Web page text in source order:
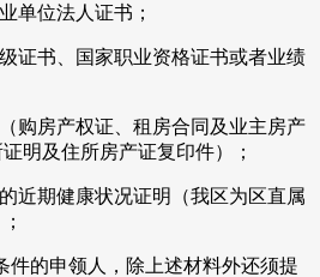
单位法人证书；
证书、国家职业资格证书或者业绩
购房产权证、租房合同及业主房产
明及住所房产证复印件）；
近期健康状况证明（我区为区直属
件的申领人，除上述材料外还须提